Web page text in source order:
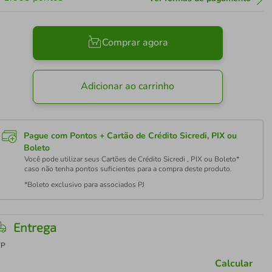
Comprar agora
Adicionar ao carrinho
Pague com Pontos + Cartão de Crédito Sicredi, PIX ou
Boleto
Você pode utilizar seus Cartões de Crédito Sicredi , PIX ou Boleto*
caso não tenha pontos suficientes para a compra deste produto.
*Boleto exclusivo para associados PJ
Entrega
Calcular